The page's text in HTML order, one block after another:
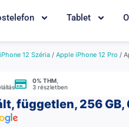
Tablet
12 Széria / Apple iPhone 12 Pro /
0% THM
3 részletben
független, 256 GB,